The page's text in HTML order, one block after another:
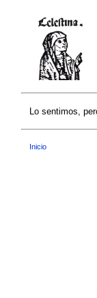
Lo sentimos,
Inicio